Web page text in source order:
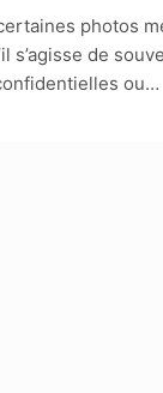
photos
s’agisse de
ou…